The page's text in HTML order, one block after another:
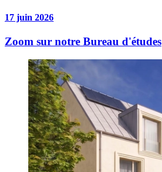
17 juin 2026
Zoom sur notre Bureau d'études